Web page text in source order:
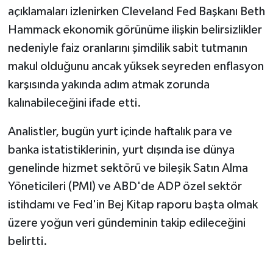
açıklamaları izlenirken Cleveland Fed Başkanı Beth
Hammack ekonomik görünüme ilişkin belirsizlikler
nedeniyle faiz oranlarını şimdilik sabit tutmanın
makul olduğunu ancak yüksek seyreden enflasyon
karşısında yakında adım atmak zorunda
kalınabileceğini ifade etti.
Analistler, bugün yurt içinde haftalık para ve
banka istatistiklerinin, yurt dışında ise dünya
genelinde hizmet sektörü ve bileşik Satın Alma
Yöneticileri (PMI) ve ABD'de ADP özel sektör
istihdamı ve Fed'in Bej Kitap raporu başta olmak
üzere yoğun veri gündeminin takip edileceğini
belirtti.